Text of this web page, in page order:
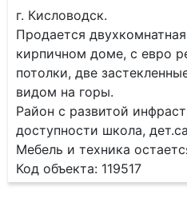
г. Кисловодск.
Продается
кирпичном доме, с евро
потолки, две
видом на горы.
Район с развитой
доступности школа,
Мебель и техника
Код объекта: 119517